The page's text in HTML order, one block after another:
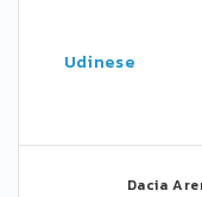
Udinese
Dacia